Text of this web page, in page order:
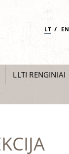
LT / EN
LLTI RENGINIAI